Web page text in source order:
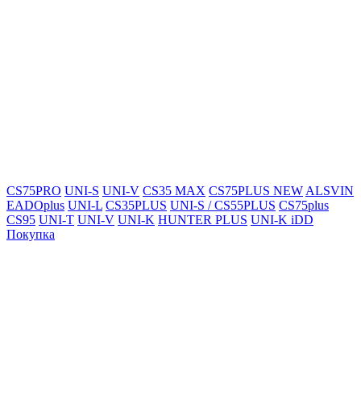
CS75PRO UNI-S UNI-V CS35 MAX CS75PLUS NEW ALSVIN
EADOplus UNI-L CS35PLUS UNI-S / CS55PLUS CS75plus
CS95 UNI-T UNI-V UNI-K HUNTER PLUS UNI-K iDD
Покупка